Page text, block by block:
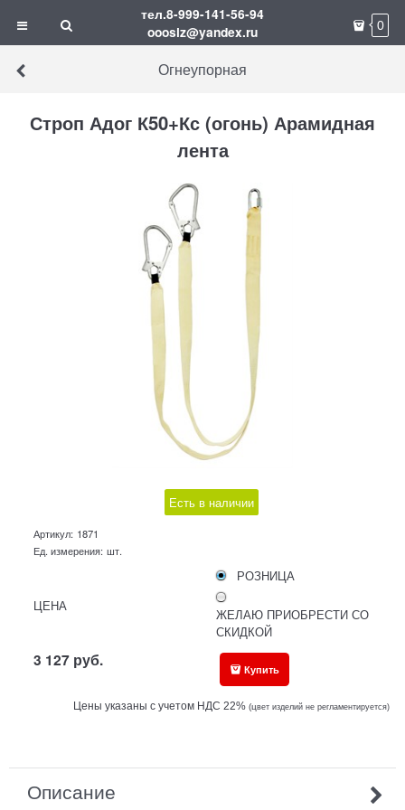
тел.8-999-141-56-94
ooosiz@yandex.ru
0
Огнеупорная
Строп Адог К50+Кс (огонь) Арамидная
лента
Есть в наличии
Артикул: 1871
Ед. измерения: шт.
ЦЕНА
РОЗНИЦА
ЖЕЛАЮ ПРИОБРЕСТИ СО
СКИДКОЙ
3 127 руб. Купить
Цены указаны с учетом НДС 22%(цвет изделий не регламентируется)
Описание